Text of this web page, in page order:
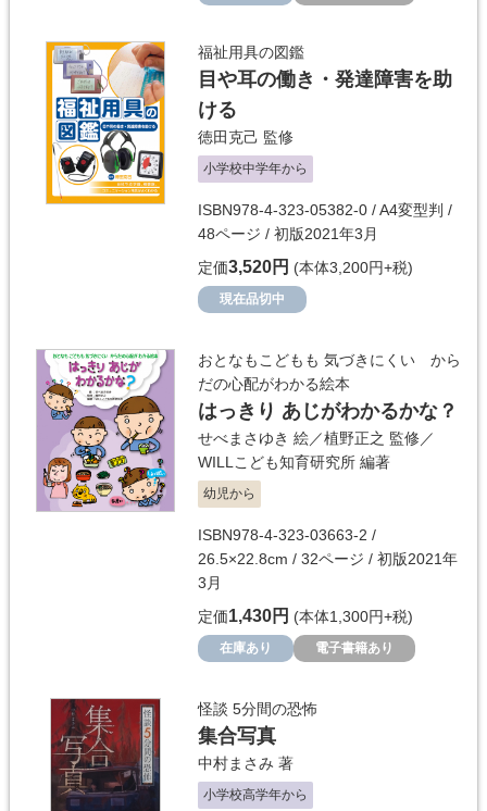
福祉用具の図鑑
目や耳の働き・発達障害を助
ける
徳田克己 監修
小学校中学年から
ISBN978-4-323-05382-0 / A4変型判 /
48ページ / 初版2021年3月
定価3,520円 (本体3,200円+税)
現在品切中
おとなもこどもも 気づきにくい から
だの心配がわかる絵本
はっきり あじがわかるかな？
せべまさゆき 絵／植野正之 監修／
WILLこども知育研究所 編著
幼児から
ISBN978-4-323-03663-2 /
26.5×22.8cm / 32ページ / 初版2021年
3月
定価1,430円 (本体1,300円+税)
在庫あり 電子書籍あり
怪談 5分間の恐怖
集合写真
中村まさみ 著
小学校高学年から